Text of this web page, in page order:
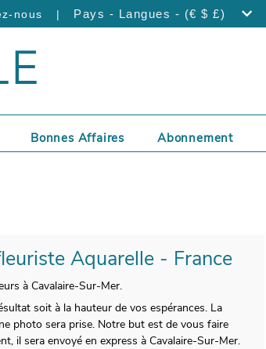
nous | Pays - Langues - (€ $ £)
Bonnes Affaires Abonnement
Aquarelle - France
à Cavalaire-Sur-Mer.
soit à la hauteur de vos espérances. La
photo sera prise. Notre but est de vous faire
il sera envoyé en express à Cavalaire-Sur-Mer.